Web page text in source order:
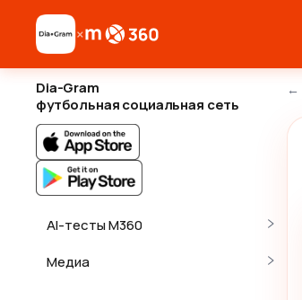
×
Dia-Gram
футбольная социальная сеть
AI-тесты M360
Медиа
←